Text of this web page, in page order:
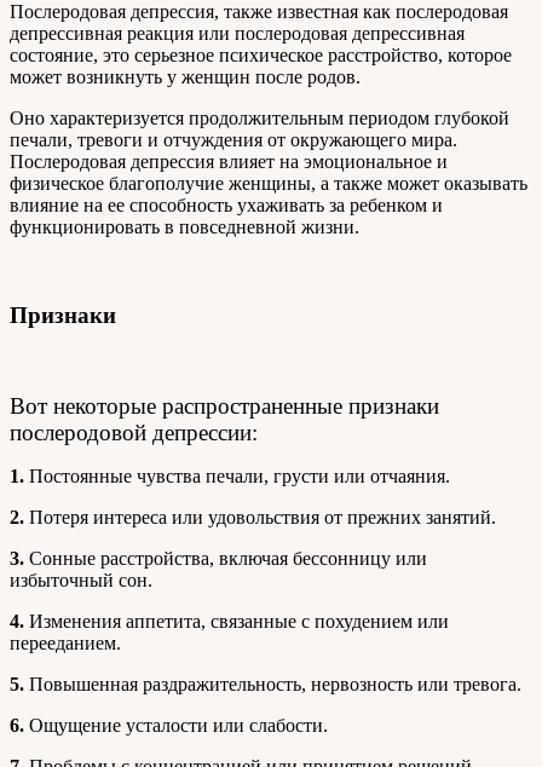
Послеродовая депрессия, также известная как послеродовая
депрессивная реакция или послеродовая депрессивная
состояние, это серьезное психическое расстройство, которое
может возникнуть у женщин после родов.
Оно характеризуется продолжительным периодом глубокой
печали, тревоги и отчуждения от окружающего мира.
Послеродовая депрессия влияет на эмоциональное и
физическое благополучие женщины, а также может оказывать
влияние на ее способность ухаживать за ребенком и
функционировать в повседневной жизни.
Признаки
Вот некоторые распространенные признаки
послеродовой депрессии:
1. Постоянные чувства печали, грусти или отчаяния.
2. Потеря интереса или удовольствия от прежних занятий.
3. Сонные расстройства, включая бессонницу или
избыточный сон.
4. Изменения аппетита, связанные с похудением или
перееданием.
5. Повышенная раздражительность, нервозность или тревога.
6. Ощущение усталости или слабости.